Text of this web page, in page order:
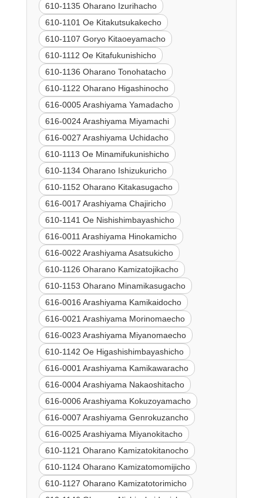
610-1135 Oharano Izurihacho
610-1101 Oe Kitakutsukakecho
610-1107 Goryo Kitaoeyamacho
610-1112 Oe Kitafukunishicho
610-1136 Oharano Tonohatacho
610-1122 Oharano Higashinocho
616-0005 Arashiyama Yamadacho
616-0024 Arashiyama Miyamachi
616-0027 Arashiyama Uchidacho
610-1113 Oe Minamifukunishicho
610-1134 Oharano Ishizukuricho
610-1152 Oharano Kitakasugacho
616-0017 Arashiyama Chajiricho
610-1141 Oe Nishishimbayashicho
616-0011 Arashiyama Hinokamicho
616-0022 Arashiyama Asatsukicho
610-1126 Oharano Kamizatojikacho
610-1153 Oharano Minamikasugacho
616-0016 Arashiyama Kamikaidocho
616-0021 Arashiyama Morinomaecho
616-0023 Arashiyama Miyanomaecho
610-1142 Oe Higashishimbayashicho
616-0001 Arashiyama Kamikawaracho
616-0004 Arashiyama Nakaoshitacho
616-0006 Arashiyama Kokuzoyamacho
616-0007 Arashiyama Genrokuzancho
616-0025 Arashiyama Miyanokitacho
610-1121 Oharano Kamizatokitanocho
610-1124 Oharano Kamizatomomijicho
610-1127 Oharano Kamizatotorimicho